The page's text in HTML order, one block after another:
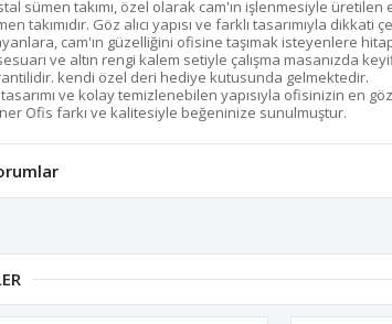
sümen takımı, özel olarak cam'ın işlenmesiyle üretilen
takımıdır. Göz alıcı yapısı ve farklı tasarımıyla dikkati
cam'ın güzelliğini ofisine taşımak isteyenlere
ve altın rengi kalem setiyle çalışma masanızda
kendi özel deri hediye kutusunda gelmektedir.
tasarımı ve kolay temizlenebilen yapısıyla ofisinizin en
Ofis farkı ve kalitesiyle beğeninize sunulmuştur.